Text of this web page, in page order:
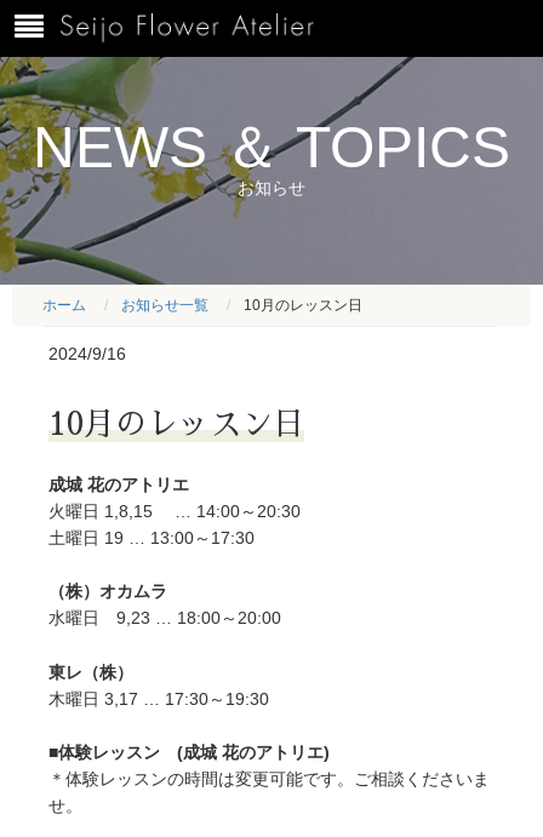
NEWS ＆ TOPICS
お知らせ
ホーム お知らせ一覧 10月のレッスン日
2024/9/16
10月のレッスン日
成城 花のアトリエ
火曜日 1,8,15 … 14:00～20:30
土曜日 19 … 13:00～17:30
（株）オカムラ
水曜日 9,23 … 18:00～20:00
東レ（株）
木曜日 3,17 … 17:30～19:30
■体験レッスン (成城 花のアトリエ)
＊体験レッスンの時間は変更可能です。ご相談くださいま
せ。